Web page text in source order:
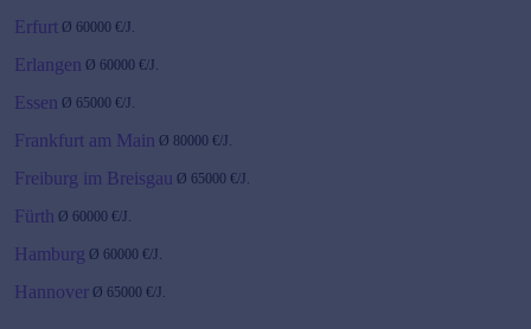
Erfurt Ø 60000 €/J.
Erlangen Ø 60000 €/J.
Essen Ø 65000 €/J.
Frankfurt am Main Ø 80000 €/J.
Freiburg im Breisgau Ø 65000 €/J.
Fürth Ø 60000 €/J.
Hamburg Ø 60000 €/J.
Hannover Ø 65000 €/J.